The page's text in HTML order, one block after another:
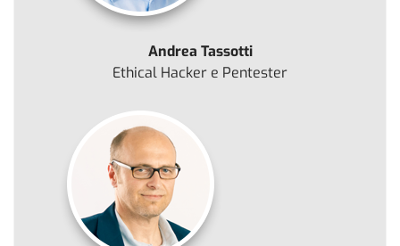
Andrea Tassotti
Ethical Hacker e Pentester